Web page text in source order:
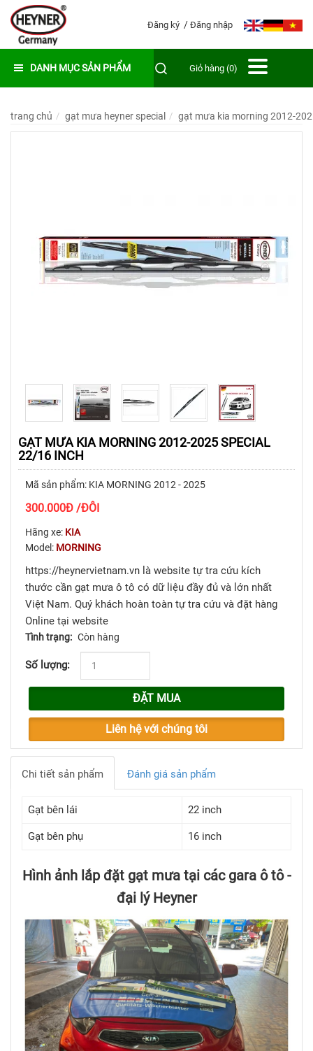
Đăng ký Đăng nhập
DANH MỤC SẢN PHẨM Giỏ hàng (0)
trang chủ gạt mưa heyner special gạt mưa kia morning 2012-
GẠT MƯA KIA MORNING 2012-2025 SPECIAL
22/16 INCH
Mã sản phẩm: KIA MORNING 2012 - 2025
300.000Đ /ĐÔI
Hãng xe: KIA
Model: MORNING
https://heynervietnam.vn là website tự tra cứu kích
thước cần gạt mưa ô tô có dữ liệu đầy đủ và lớn nhất
Việt Nam. Quý khách hoàn toàn tự tra cứu và đặt hàng
Online tại website
Tình trạng: Còn hàng
Số lượng:
ĐẶT MUA
Liên hệ với chúng tôi
Chi tiết sản phẩm Đánh giá sản phẩm
Gạt bên lái 22 inch
Gạt bên phụ 16 inch
Hình ảnh lắp đặt gạt mưa tại các gara ô tô -
đại lý Heyner